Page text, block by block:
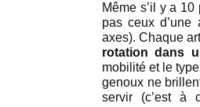
Même s’il y a
pas ceux d’une
axes). Chaque
rotation dans
mobilité et le
genoux ne
servir (c’est à